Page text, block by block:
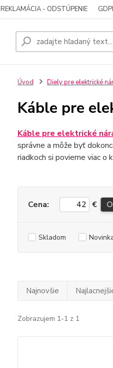
REKLAMÁCIA - ODSTÚPENIE
Úvod Diely pre elektrické
Káble pre
Káble pre elektrické
správne a môže byť
riadkoch si povieme viac o
Cena: €
Skladom
Najnovšie
Zobrazujem 1-1 z 1